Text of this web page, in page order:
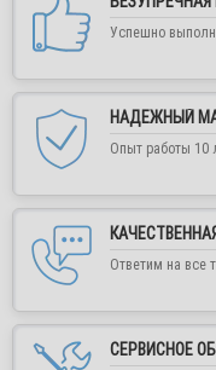
Успешно
НАДЕЖНЫЙ
Опыт работы 10
Ответим на все
СЕРВИСНОЕ
Внимание!
"Медшоп"
Для постоянных
необходимости
обратной связи или
мессенджер.
Заказывайте
Viber, Telegram,
всегда вам